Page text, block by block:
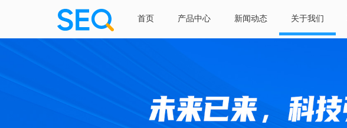
首页 产品中心 新闻动态 关于我们